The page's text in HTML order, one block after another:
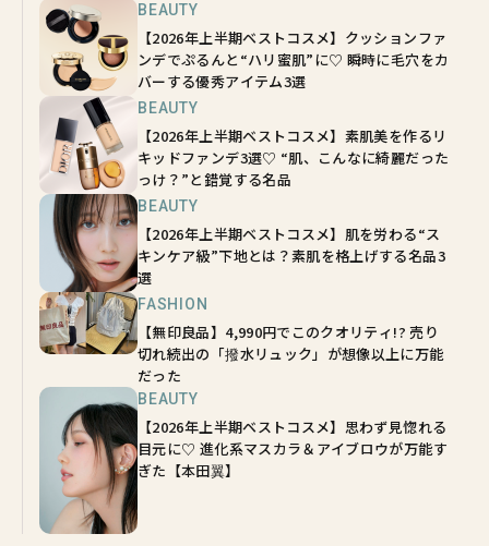
BEAUTY
【2026年上半期ベストコスメ】クッションファ
ンデでぷるんと“ハリ蜜肌”に♡ 瞬時に毛穴をカ
バーする優秀アイテム3選
BEAUTY
【2026年上半期ベストコスメ】素肌美を作るリ
キッドファンデ3選♡ “肌、こんなに綺麗だった
っけ？”と錯覚する名品
BEAUTY
【2026年上半期ベストコスメ】肌を労わる“ス
キンケア級”下地とは？素肌を格上げする名品3
選
FASHION
【無印良品】4,990円でこのクオリティ!? 売り
切れ続出の「撥水リュック」が想像以上に万能
だった
BEAUTY
【2026年上半期ベストコスメ】思わず見惚れる
目元に♡ 進化系マスカラ＆アイブロウが万能す
ぎた【本田翼】